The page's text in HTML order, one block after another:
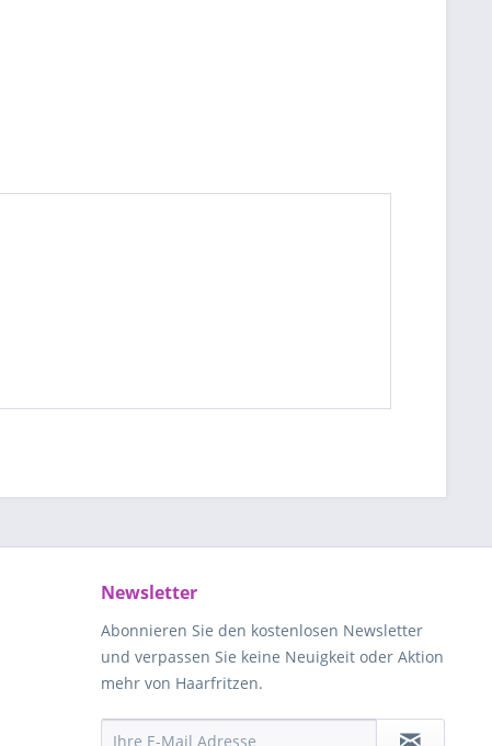
Newsletter
Abonnieren Sie den kostenlosen Newsletter
und verpassen Sie keine Neuigkeit oder Aktion
mehr von Haarfritzen.